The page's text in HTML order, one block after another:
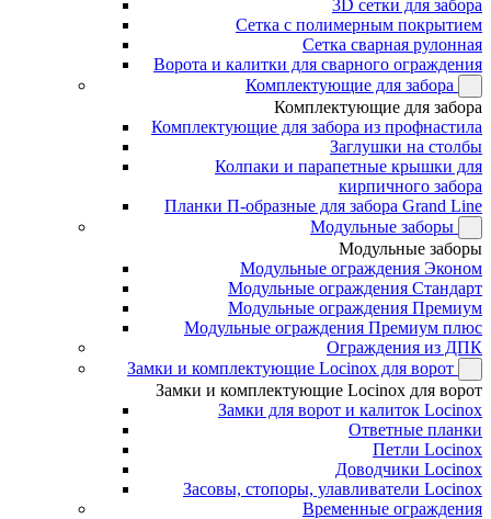
3D сетки для забора
Сетка с полимерным покрытием
Сетка сварная рулонная
Ворота и калитки для сварного ограждения
Комплектующие для забора
Комплектующие для забора
Комплектующие для забора из профнастила
Заглушки на столбы
Колпаки и парапетные крышки для
кирпичного забора
Планки П-образные для забора Grand Line
Модульные заборы
Модульные заборы
Модульные ограждения Эконом
Модульные ограждения Стандарт
Модульные ограждения Премиум
Модульные ограждения Премиум плюс
Ограждения из ДПК
Замки и комплектующие Locinox для ворот
Замки и комплектующие Locinox для ворот
Замки для ворот и калиток Locinox
Ответные планки
Петли Locinox
Доводчики Locinox
Засовы, стопоры, улавливатели Locinox
Временные ограждения